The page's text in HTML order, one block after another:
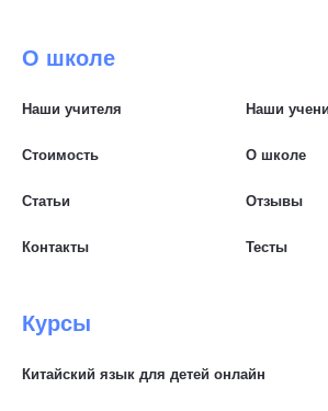
О школе
Наши учителя Наши
Стоимость О школе
Статьи Отзывы
Контакты Тесты
Курсы
Китайский язык для детей онлайн